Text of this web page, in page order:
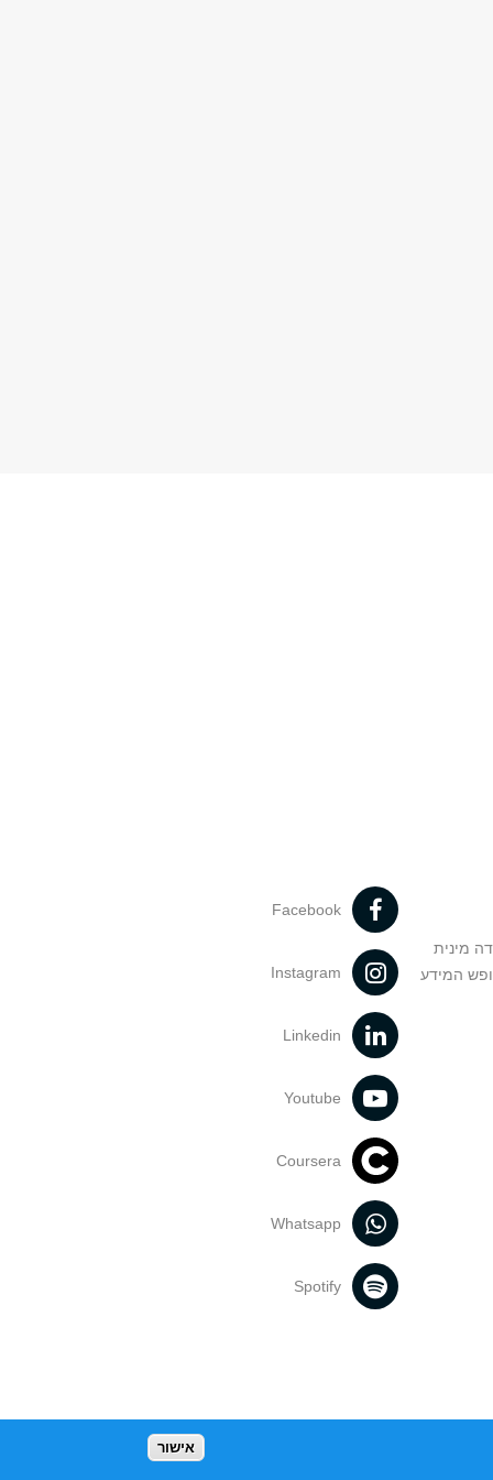
מינית
המידע
Facebook
Instagram
Linkedin
Youtube
Coursera
Whatsapp
Spotify
אישור